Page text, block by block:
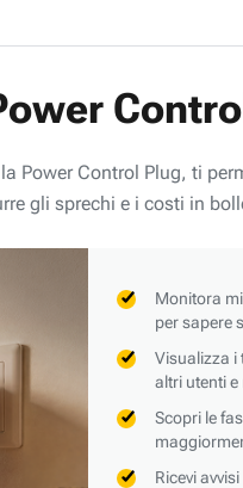
Power Control Plug, ti
gli sprechi e i costi in
Monitora
per sapere
Visualizza i
altri utenti
Scopri le
Ricevi